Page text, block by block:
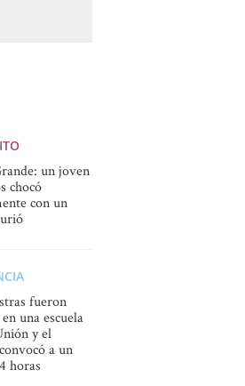
un joven
chocó
con un
fueron
una escuela
y el
a un
horas